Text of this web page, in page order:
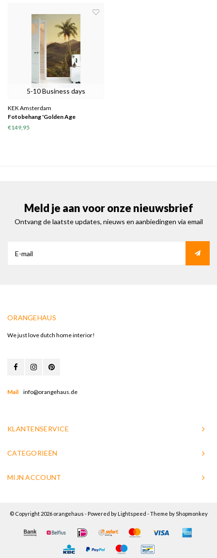
5-10 Business days
KEK Amsterdam
Fotobehang 'Golden Age
Landscapes III'
€149,95
Meld je aan voor onze nieuwsbrief
Ontvang de laatste updates, nieuws en aanbiedingen via email
ORANGEHAUS
We just love dutch home interior!
Mail info@orangehaus.de
KLANTENSERVICE
CATEGORIEËN
MIJN ACCOUNT
© Copyright 2026 orangehaus - Powered by Lightspeed - Theme byShopmonkey